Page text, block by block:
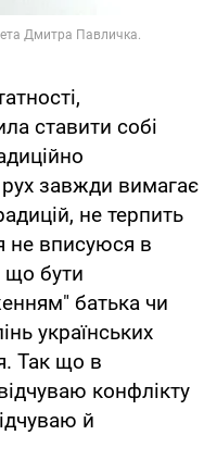
ставити собі
рух завжди вимагає
не терпить
не вписуюся в
що бути
батька чи
українських
Так що в
конфлікту
й